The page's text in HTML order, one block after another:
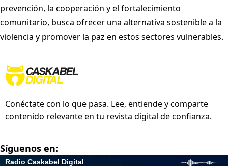
prevención, la cooperación y el fortalecimiento
comunitario, busca ofrecer una alternativa sostenible a la
violencia y promover la paz en estos sectores vulnerables.
Conéctate con lo que pasa. Lee, entiende y comparte
contenido relevante en tu revista digital de confianza.
Síguenos en: